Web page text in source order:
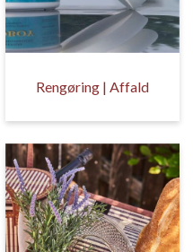
Rengøring | Affald